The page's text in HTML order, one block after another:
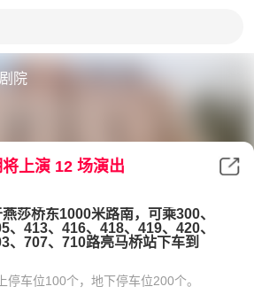
院
上演 12 场演出
莎桥东1000米路南，可乘300、
、413、416、418、419、420、
、707、710路亮马桥站下车到
停车位100个，地下停车位200个。